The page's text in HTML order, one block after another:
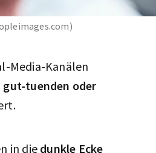
Media-Kanälen
tuenden oder
in die dunkle Ecke